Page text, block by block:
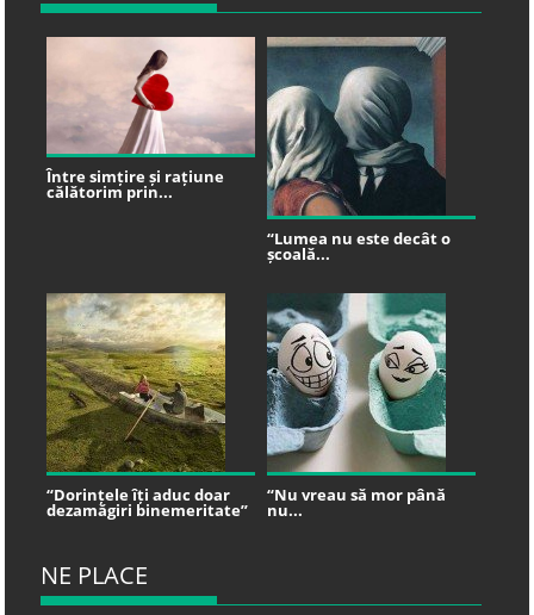
Între simțire și rațiune
călătorim prin...
“Lumea nu este decât o
școală...
“Dorințele îți aduc doar
dezamăgiri binemeritate”
“Nu vreau să mor până
nu...
NE PLACE